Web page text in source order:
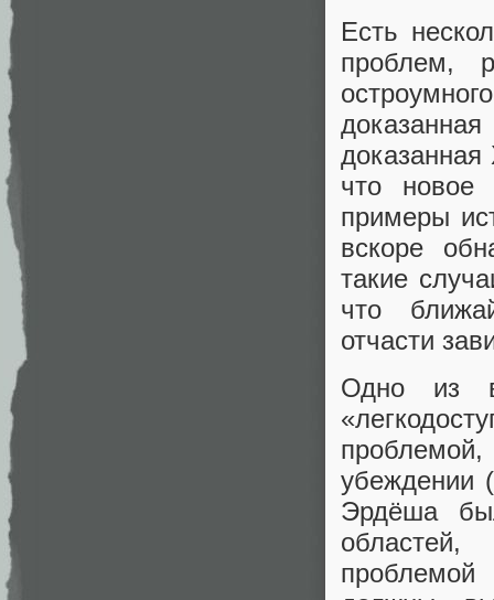
Есть
проблем,
что новое
примеры
вскоре
такие
что
отчасти
Одно из
убеждении
Эрдёша